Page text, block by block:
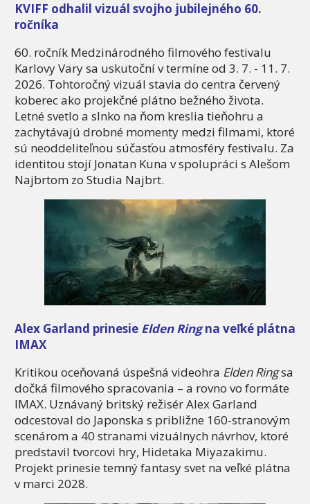
KVIFF odhalil vizuál svojho jubilejného 60.
ročníka
60. ročník Medzinárodného filmového festivalu
Karlovy Vary sa uskutoční v termíne od 3. 7. - 11. 7.
2026. Tohtoročný vizuál stavia do centra červený
koberec ako projekčné plátno bežného života.
Letné svetlo a slnko na ňom kreslia tieňohru a
zachytávajú drobné momenty medzi filmami, ktoré
sú neoddeliteľnou súčasťou atmosféry festivalu. Za
identitou stojí Jonatan Kuna v spolupráci s Alešom
Najbrtom zo Studia Najbrt.
Alex Garland prinesie Elden Ringna veľké plátna
IMAX
Kritikou oceňovaná úspešná videohra Elden Ringsa
dočká filmového spracovania – a rovno vo formáte
IMAX. Uznávaný britský režisér Alex Garland
odcestoval do Japonska s približne 160-stranovým
scenárom a 40 stranami vizuálnych návrhov, ktoré
predstavil tvorcovi hry, Hidetaka Miyazakimu.
Projekt prinesie temný fantasy svet na veľké plátna
v marci 2028.